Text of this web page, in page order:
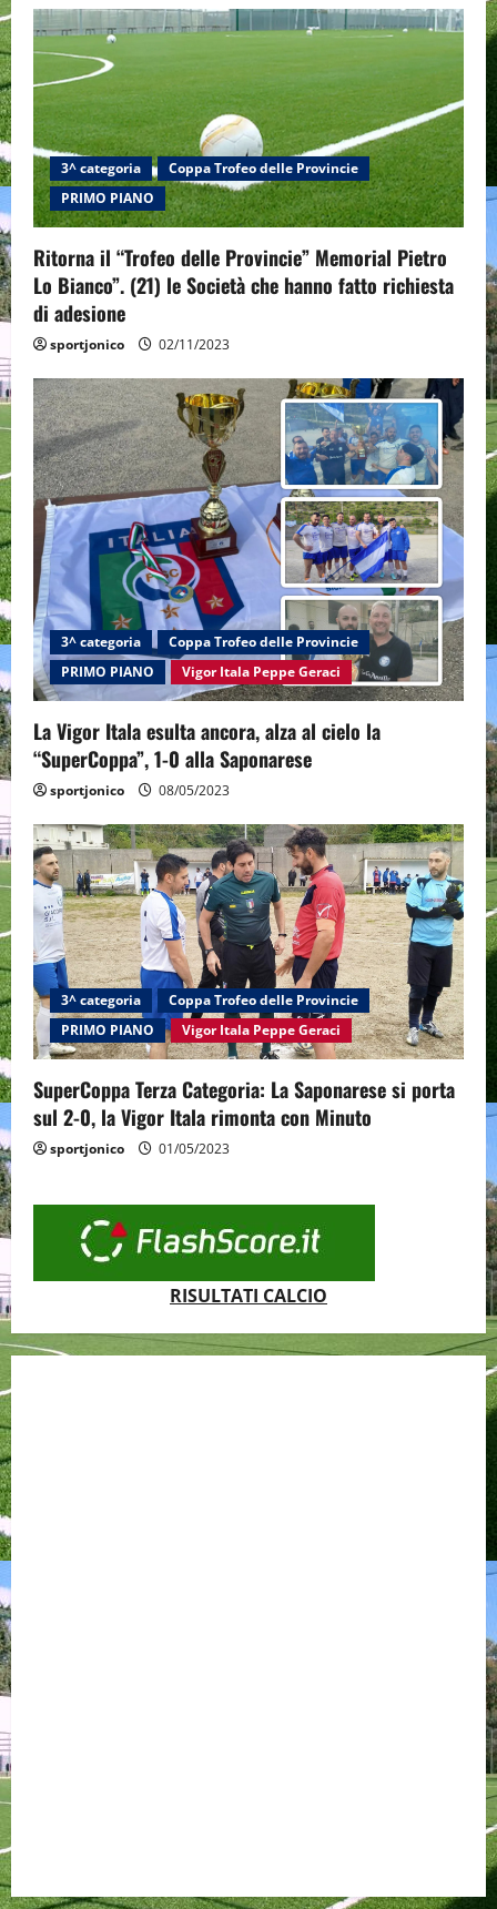
i
g
a
t
i
o
n
3^ categoria
Coppa Trofeo delle Provincie
PRIMO PIANO
Ritorna il “Trofeo delle Provincie” Memorial Pietro
Lo Bianco”. (21) le Società che hanno fatto richiesta
di adesione
sportjonico 02/11/2023
3^ categoria
Coppa Trofeo delle Provincie
PRIMO PIANO
Vigor Itala Peppe Geraci
La Vigor Itala esulta ancora, alza al cielo la
“SuperCoppa”, 1-0 alla Saponarese
sportjonico 08/05/2023
3^ categoria
Coppa Trofeo delle Provincie
PRIMO PIANO
Vigor Itala Peppe Geraci
SuperCoppa Terza Categoria: La Saponarese si porta
sul 2-0, la Vigor Itala rimonta con Minuto
sportjonico 01/05/2023
RISULTATI CALCIO